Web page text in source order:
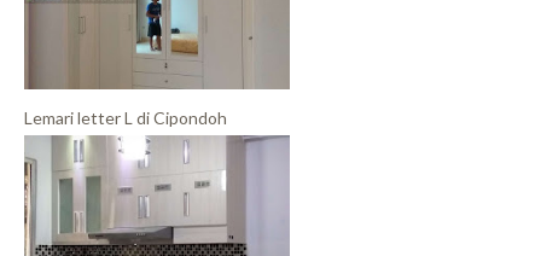
Lemari letter L di Cipondoh